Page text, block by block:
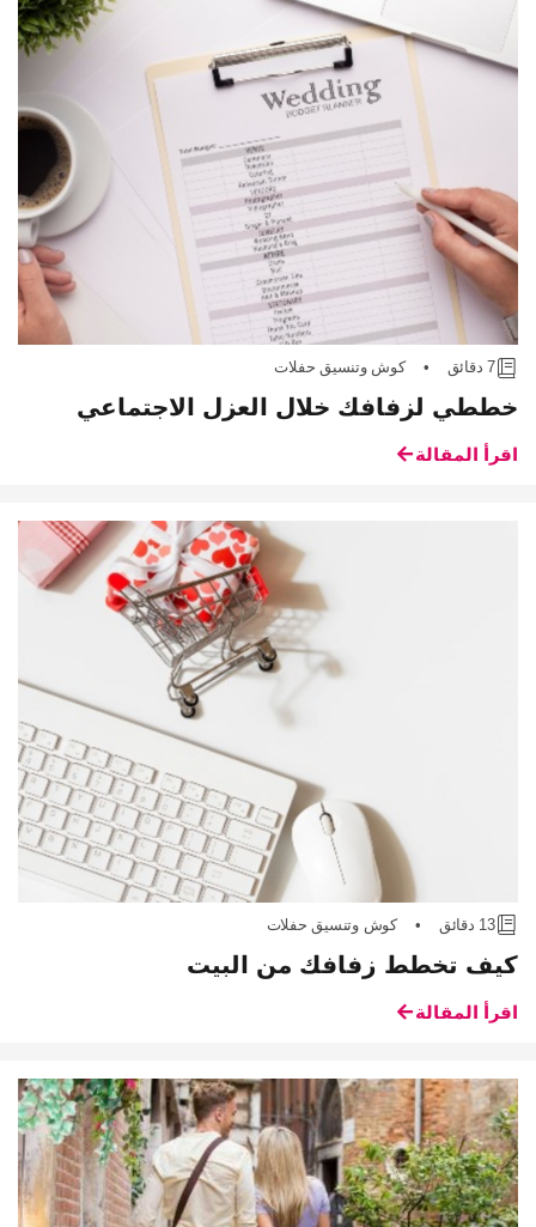
7 دقائق • كوش وتنسيق حفلات
خططي لزفافك خلال العزل الاجتماعي
اقرأ المقالة
13 دقائق • كوش وتنسيق حفلات
كيف تخطط زفافك من البيت
اقرأ المقالة